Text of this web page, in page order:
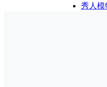
秀人模